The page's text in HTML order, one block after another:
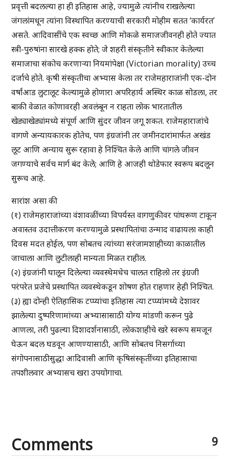
प्रवृत्ती बदलल्या हा ही इतिहास आहे, ज्यामुळे त्यांनीच राखलेल्या
जंगलांमधून त्यांना विस्थापित करण्याची सरकारी मोहीम सतत ‘कार्यरत’
असते. आदिवासींचे एक स्वच्छ आणि मोकळे समाजजीवनही होते ज्यात
स्त्री-पुरुषांना सारखे हक्क होते; जे शहरी संस्कृतीने स्वीकार केलेल्या
समाजाचा संकोच करणार्‍या नियमांपेक्षा (Victorian morality) उच्च
दर्जाचे होते. कृषी संस्कृतीचा अभ्यास केला तर राजेमहाराजांनी एक-दोन
वर्षांआड लुटालूट केल्यामुळे होणारा अपरिहार्य अस्थिर काळ सोडला, तर
बाकी वेळात कोणावरही अवलंबून न राहता लोक भारतातील
खेड्याखेड्यांमध्ये संपूर्ण आणि सुंदर जीवन जगू शकत. राजेमहाराजांचे
वागणे अन्यायकारक होतेच, पण इंग्रजांनी तर जमीनदारांमार्फत अखंड
लूट आणि अन्याय सुरू रहावा हे निश्चित केले आणि चांगले जीवन
जगण्याचे सर्वच मार्ग बंद केले; आणि हे आजही थोडेफार स्वरूप बदलून
सुरूच आहे.
सारांश असा की
(१) राजेमहाराजांच्या वंशावळींच्या विपर्यस्त वागणुकीवर पांघरूण टाकून
अवास्तव उदात्तीकरण करण्यामुळे प्रस्थापितांचा उन्माद वाढायला काही
दिवस मदत होईल, पण सोबतच त्यांच्या सरंजामशाहीच्या काळातील
जाचाला आणि लुटीलाही मान्यता मिळत राहील.
(२) इंग्रजांनी घालून दिलेल्या व्यवस्थेमधेच चालत राहिलो तर इंग्रजी
परंपरेत प्रजेचे प्रस्थापित व्यवस्थेकडून शोषण होत राहणार हेही निश्चित.
(३) ह्या दोन्ही ऐतिहासिक टप्प्यांचा इतिहास त्या टप्प्यांमध्ये देशावर
झालेल्या दुष्परिणामांच्या अभ्यासासाठी योग्य मांडणी करून पुढे
आणला, तरी पुढल्या दिशादर्शनासाठी, लोकशाहीचे खरे स्वरूप समजून
घेऊन बदल घडवून आणण्यासाठी, आणि सोबतच निसर्गाच्या
संगोपनासाठीसुद्धा आदिवासी आणि कृषिसंस्कृतींच्या इतिहासाचा
तपशीलवार अभ्यासच खरा उपयोगाचा.
Comments 9